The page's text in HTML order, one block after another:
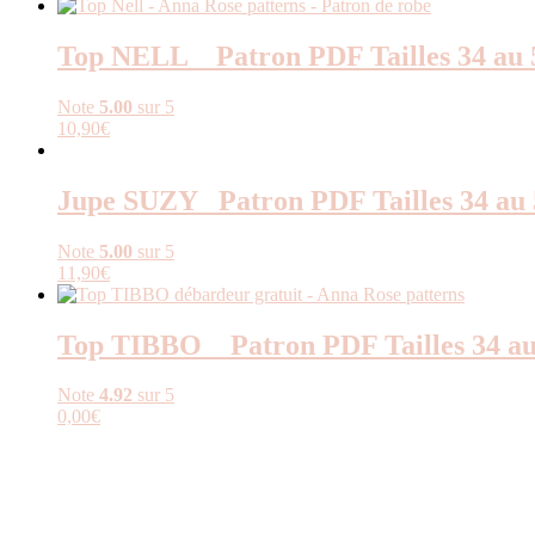
Top NELL _ Patron PDF Tailles 34 au
Note 5.00 sur 5
10,90€
Jupe SUZY _Patron PDF Tailles 34 au
Note 5.00 sur 5
11,90€
Top TIBBO _ Patron PDF Tailles 34
Note 4.92 sur 5
0,00€